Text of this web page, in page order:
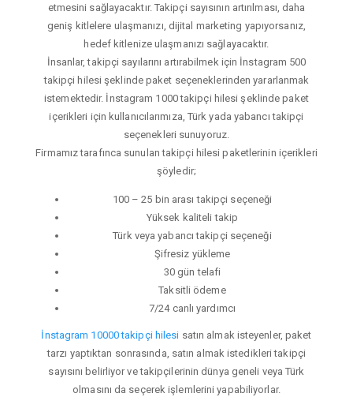
etmesini sağlayacaktır. Takipçi sayısının artırılması, daha
geniş kitlelere ulaşmanızı, dijital marketing yapıyorsanız,
hedef kitlenize ulaşmanızı sağlayacaktır.
İnsanlar, takipçi sayılarını artırabilmek için İnstagram 500
takipçi hilesi şeklinde paket seçeneklerinden yararlanmak
istemektedir. İnstagram 1000 takipçi hilesi şeklinde paket
içerikleri için kullanıcılarımıza, Türk yada yabancı takipçi
seçenekleri sunuyoruz.
Firmamız tarafınca sunulan takipçi hilesi paketlerinin içerikleri
şöyledir;
100 – 25 bin arası takipçi seçeneği
Yüksek kaliteli takip
Türk veya yabancı takipçi seçeneği
Şifresiz yükleme
30 gün telafi
Taksitli ödeme
7/24 canlı yardımcı
İnstagram 10000 takipçi hilesi satın almak isteyenler, paket
tarzı yaptıktan sonrasında, satın almak istedikleri takipçi
sayısını belirliyor ve takipçilerinin dünya geneli veya Türk
olmasını da seçerek işlemlerini yapabiliyorlar.